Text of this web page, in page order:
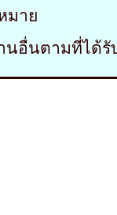
มาย
นอื่นตามที่ได้รั